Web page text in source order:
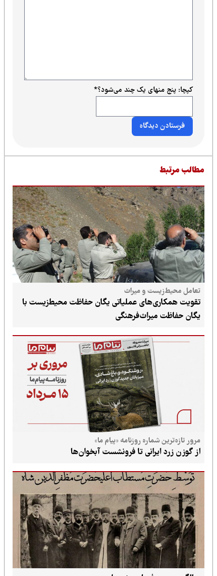
کپچا: پنج منهای یک چند می‌شود؟*
مرتبط
تعامل محیط‌زیست و میراث
تقویت همکاری‌های عملیاتی یگان حفاظت محیط‌زیست با
یگان حفاظت میراث‌فرهنگی
مرور تازه‌ترین شماره روزنامه «پیام ما»
از گوزن زرد ایرانی تا فرونشست آبخوان‌ها